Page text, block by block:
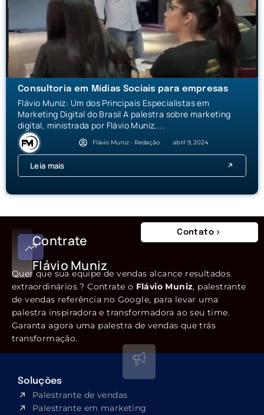
Consultoria em Mídias Sociais para empresas
Flávio Muniz: Um dos Principais Especialistas em
Marketing Digital do Brasil A palestra sobre marketing
digital, ministrada por Flávio Muniz,...
Flávio Muniz - Redação abril 9, 2024
Leia mais
Contrate
Flávio Muniz
Contato
Quer que sua equipe de vendas alcance resultados
extraordinários ? Contrate o Flávio Muniz, palestrante
de vendas referência no Google, para levar uma
palestra inspiradora e transformadora ao seu time.
Garanta agora uma palestra de vendas que trás
transformação.
Soluções
Palestrante de vendas
Palestrante em marketing